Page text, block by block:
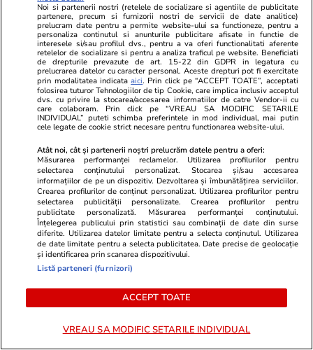
Horoscop 17 iul.
Horoscop 18 iulie 2026.
Vărsătorii ar vrea să răstoarne
termenii unei înțelegeri, să
modifice un acord care nu le mai
convine
Lifestyle
Orașul din
interzis să
plouă: se
claxonat de
Noi si partenerii nostri (retelele de socializare si agentiile de publicitate
partenere, precum si furnizorii nostri de servicii de date analitice)
prelucram date pentru a permite website-ului sa functioneze, pentru a
personaliza continutul si anunturile publicitare afisate in functie de
interesele si/sau profilul dvs., pentru a va oferi functionalitati aferente
retelelor de socializare si pentru a analiza traficul pe website. Beneficiati
de drepturile prevazute de art. 15-22 din GDPR in legatura cu
prelucrarea datelor cu caracter personal. Aceste drepturi pot fi exercitate
prin modalitatea indicataaici. Prin click pe “ACCEPT TOATE”, acceptati
folosirea tuturor Tehnologiilor de tip Cookie, care implica inclusiv acceptul
dvs. cu privire la stocarea/accesarea informatiilor de catre Vendor-ii cu
care colaboram. Prin click pe “VREAU SA MODIFIC SETARILE
INDIVIDUAL” puteti schimba preferintele in mod individual, mai putin
cele legate de cookie strict necesare pentru functionarea website-ului.
Atât noi, cât și partenerii noștri prelucrăm datele pentru a oferi:
Măsurarea performanței reclamelor. Utilizarea profilurilor pentru
selectarea conținutului personalizat. Stocarea și/sau accesarea
informațiilor de pe un dispozitiv. Dezvoltarea și îmbunătățirea serviciilor.
Crearea profilurilor de conținut personalizat. Utilizarea profilurilor pentru
selectarea publicității personalizate. Crearea profilurilor pentru
publicitate personalizată. Măsurarea performanței conținutului.
Înțelegerea publicului prin statistici sau combinații de date din surse
diferite. Utilizarea datelor limitate pentru a selecta conținutul. Utilizarea
de date limitate pentru a selecta publicitatea. Date precise de geolocație
și identificarea prin scanarea dispozitivului.
Listă parteneri (furnizori)
ACCEPT TOATE
VREAU SA MODIFIC SETARILE INDIVIDUAL